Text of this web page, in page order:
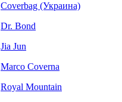
Coverbag (Украина)
Dr. Bond
Jia Jun
Marco Coverna
Royal Mountain